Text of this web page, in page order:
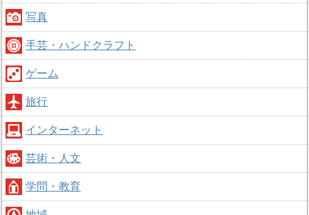
写真
手芸・ハンドクラフト
ゲーム
旅行
インターネット
芸術・人文
学問・教育